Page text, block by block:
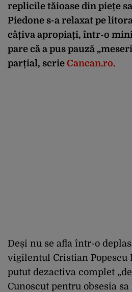
replicile tăioase din piețe
Piedone s-a relaxat pe
câțiva apropiați, într-o
pare că a pus pauză
parțial, scrie Cancan.ro.
Deși nu se afla într-o
vigilentul Cristian Popescu
putut dezactiva complet
Cunoscut pentru obsesia sa